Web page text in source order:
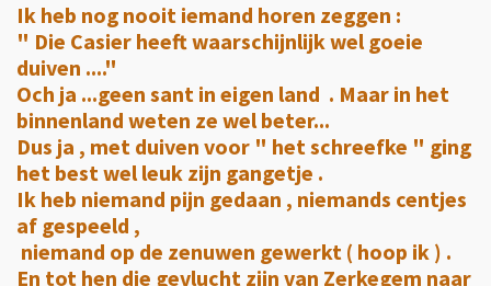
Ik heb nog nooit iemand horen zeggen :
" Die Casier heeft waarschijnlijk wel goeie
duiven ...."
Och ja ...geen sant in eigen land . Maar in het
binnenland weten ze wel beter...
Dus ja , met duiven voor " het schreefke " ging
het best wel leuk zijn gangetje .
Ik heb niemand pijn gedaan , niemands centjes
af gespeeld ,
niemand op de zenuwen gewerkt ( hoop ik ) .
En tot hen die gevlucht zijn van Zerkegem naar